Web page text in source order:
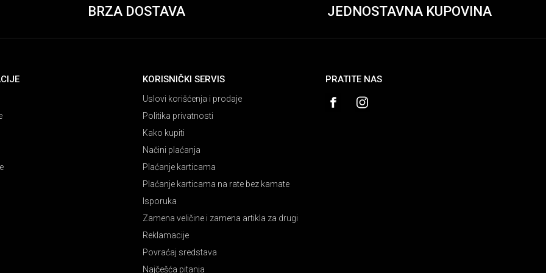
BRZA DOSTAVA JEDNOSTAVNA KUPOVINA
KORISNIČKI SERVIS
Uslovi korišćenja i prodaje
Politika privatnosti
Kako kupiti
Načini plaćanja
Plaćanje karticama
Plaćanje karticama na rate bez kamate
Isporuka
Zamena veličine i zamena artikla za drugi
Reklamacije
Povraćaj sredstava
Najčešća pitanja
PRATITE NAS